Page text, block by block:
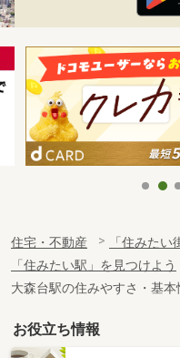
住宅・不動産
「住みたい
「住みたい駅」を見つけよう
大森台駅の住みやすさ・基本
お役立ち情報